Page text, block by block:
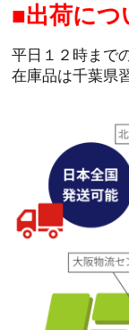
出荷につ
平日１２時まで
在庫品は千葉県